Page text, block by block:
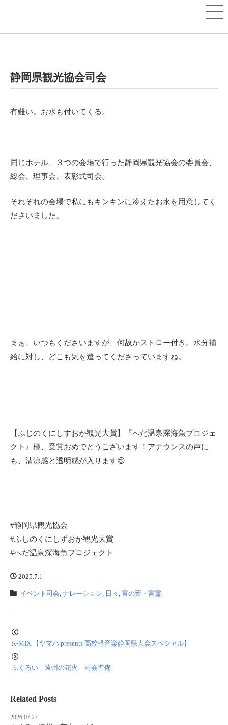
静岡県観光協会司会
有難い。お水も付いてくる。
同じホテル、３つの会場で行った静岡県観光協会の委員会、
総会、理事会、表彰式司会。
それぞれの会場で私にもキンキンに冷えたお水を用意してく
ださいました。
まぁ、いつもくださいますが、何故かストロー付き。水分補
給に対し、どこも気を遣ってくださっていますね。
【ふじのくにしすおか観光大賞】『へだ温泉深海魚プロジェ
クト』様、受賞おめでとうございます！アナウンスの声に
も、清涼感と透明感が入ります😊
#静岡県観光協会
#ふしのくにしずおか観光大賞
#へだ温泉深海魚プロジェクト
2025.7.1
イベント司会, ナレーション, 日々 , 言の葉・言霊
K-MIX 【ヤマハ presents 高校軽音楽静岡県大会スペシャル】
ふくろい 遠州の花火 司会準備
Related Posts
2026.07.27